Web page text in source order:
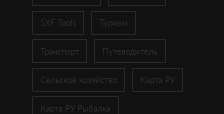
SXF Tools Туризм
Транспорт Путеводитель
Сельское хозяйство Карта РУ
Карта РУ Рыбалка